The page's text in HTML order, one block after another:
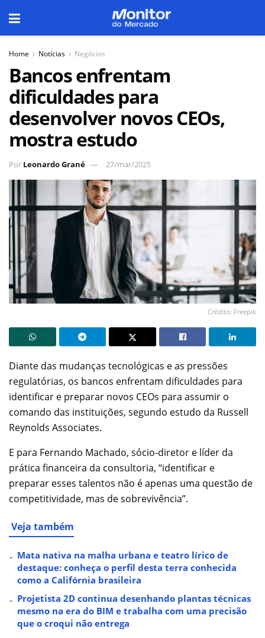
Home Notícias Negócios
Bancos enfrentam
dificuldades para
desenvolver novos CEOs,
mostra estudo
Por Leonardo Grané 27/mar/2025
Crédito: Freepik
Diante das mudanças tecnológicas e as pressões
regulatórias, os bancos enfrentam dificuldades para
identificar e preparar novos CEOs para assumir o
comando das instituições, segundo estudo da Russell
Reynolds Associates.
E para Fernando Machado, sócio-diretor e líder da
prática financeira da consultoria, “identificar e
preparar esses talentos não é apenas uma questão de
competitividade, mas de sobrevivência”.
Veja também
Mata nativa na malha urbana e teatro lírico de
destaque: conheça o perfil desta terra conhecida
como a Califórnia brasileira
Projetista 2D continua desenhando plantas técnicas
mesmo na era do BIM e trabalha com uma precisão
que o croqui não entrega